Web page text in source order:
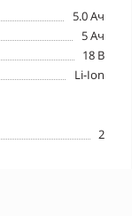
5.0 Ач
5 Ач
18 В
Li-Ion
2